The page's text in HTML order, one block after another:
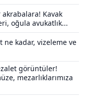
Kavak
oğula avukatlık...
ne kadar, vizeleme ve
görüntüler!
mezarlıklarımıza